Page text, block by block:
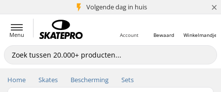
Volgende dag in huis
5+ mln. klanten ×
Menu Winkelmandje
Bewaard
Account
Home Skates Bescherming Sets